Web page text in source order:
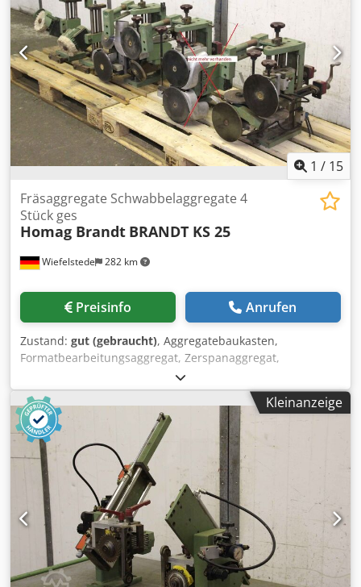
1 / 15
Wiefelstede 282 km
Fräsaggregate Schwabbelaggregate 4
Stück ges
Homag Brandt BRANDT KS 25
Preisinfo Anrufen
Zustand: gut (gebraucht), Aggregatebaukasten,
Formatbearbeitungsaggregat, Zerspanaggregat,
Fräsaggregat, Formfräsaggregat, Fügefräsaggregat,
Kappaggregat, Doppelendprofiler,
Kantenbearbeitungsmaschine, Ritzmotor, Zerspanermotor,
Fräsmotor für Kantenbearbeitungsmaschine,
Finishaggregat, Schwabbelaggregat -Hersteller: Homag, 2
Fräsaggregate und 2 Schwabbelaggregate aus
Kantenanleimmaschine BRANDT KS 25 -
Schwabbelaggregate: Motor KMER 0,18 kW 1360 U/min -
Polierrolle: Ø 145 mm, Höhe und Tiefe verstellbar /
schwenkbar -Fräsaggregate: Motor Perske / Homag, siehe
Fotos Typenschilder -Spannung: 220 V / 200 Hz Cjdpfsx
Hyzhex Akvoha -Preis/Abgabe: komplett -Abmessung ges.
1200/800/H590 mm -Gewicht ges.: 175 kg
Kleinanzeige